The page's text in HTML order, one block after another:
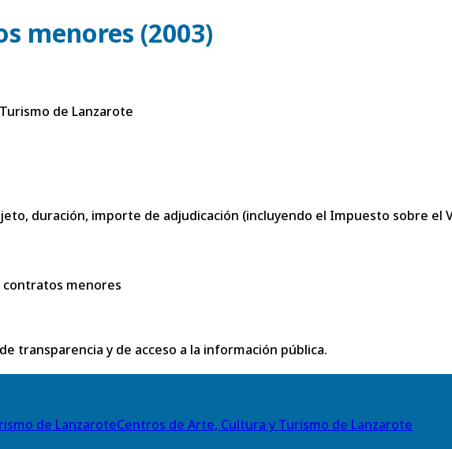
menores (2003)
de Lanzarote
duración, importe de adjudicación (incluyendo el Impuesto sobre el
menores
transparencia y de acceso a la información pública.
Centros de Arte, Cultura y Turismo de Lanzarote